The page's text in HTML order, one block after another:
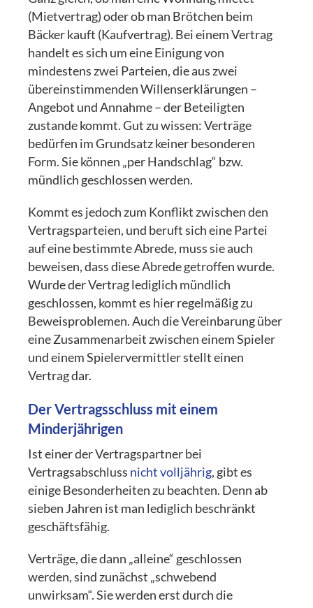
(Mietvertrag) oder ob man Brötchen beim
Bäcker kauft (Kaufvertrag). Bei einem Vertrag
handelt es sich um eine Einigung von
mindestens zwei Parteien, die aus zwei
übereinstimmenden Willenserklärungen –
Angebot und Annahme – der Beteiligten
zustande kommt. Gut zu wissen: Verträge
bedürfen im Grundsatz keiner besonderen
Form. Sie können „per Handschlag“ bzw.
mündlich geschlossen werden.
Kommt es jedoch zum Konflikt zwischen den
Vertragsparteien, und beruft sich eine Partei
auf eine bestimmte Abrede, muss sie auch
beweisen, dass diese Abrede getroffen wurde.
Wurde der Vertrag lediglich mündlich
geschlossen, kommt es hier regelmäßig zu
Beweisproblemen. Auch die Vereinbarung über
eine Zusammenarbeit zwischen einem Spieler
und einem Spielervermittler stellt einen
Vertrag dar.
Der Vertragsschluss mit einem
Minderjährigen
Ist einer der Vertragspartner bei
Vertragsabschluss nicht volljährig, gibt es
einige Besonderheiten zu beachten. Denn ab
sieben Jahren ist man lediglich beschränkt
geschäftsfähig.
Verträge, die dann „alleine“ geschlossen
werden, sind zunächst „schwebend
unwirksam“. Sie werden erst durch die